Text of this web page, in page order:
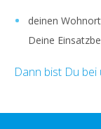
deinen
Deine
Dann bist Du bei